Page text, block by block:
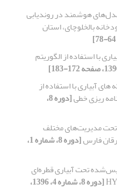
هوشمند در روندیابی
بالخلوچای، استان
با استفاده از الگوریتم
آبیاری با استفاده از
ریزی خطی [دوره 8،
مدیریت‌های مختلف
[دوره 8، شماره 1،
تحت آبیاری قطره‌ای
[دوره 8، شماره 4، 1396،